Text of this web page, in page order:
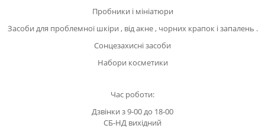
Пробники і мініатюри
Засоби для проблемної шкіри , від акне , чорних крапок і запалень .
Сонцезахисні засоби
Набори косметики
Час роботи:
Дзвінки з 9-00 до 18-00
СБ-НД вихідний